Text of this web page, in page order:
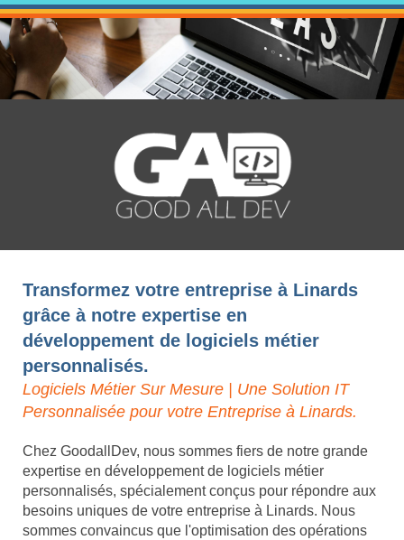
Transformez votre entreprise à Linards
grâce à notre expertise en
développement de logiciels métier
personnalisés.
Logiciels Métier Sur Mesure | Une Solution IT
Personnalisée pour votre Entreprise à Linards.
Chez GoodallDev, nous sommes fiers de notre grande
expertise en développement de logiciels métier
personnalisés, spécialement conçus pour répondre aux
besoins uniques de votre entreprise à Linards. Nous
sommes convaincus que l'optimisation des opérations